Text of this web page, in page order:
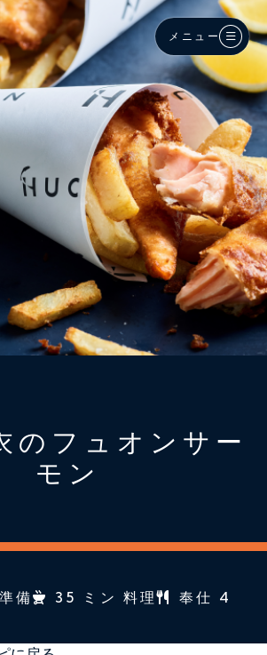
スキップ
メニュー
のフュオンサー
モン
備 35 ミン 料理 奉仕 4